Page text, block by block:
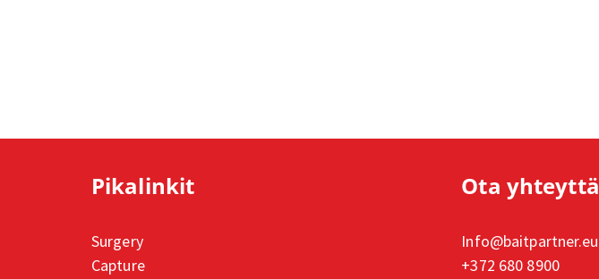
Pikalinkit
Surgery
Capture
Ota yhteyttä
Info@baitpartner.eu
+372 680 8900